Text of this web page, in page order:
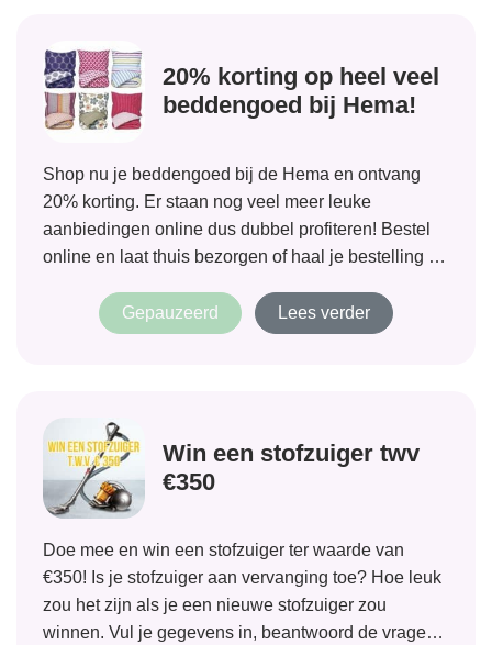
20% korting op heel veel
beddengoed bij Hema!
Shop nu je beddengoed bij de Hema en ontvang
20% korting. Er staan nog veel meer leuke
aanbiedingen online dus dubbel profiteren! Bestel
online en laat thuis bezorgen of haal je bestelling op
Gepauzeerd
Lees verder
Win een stofzuiger twv
€350
Doe mee en win een stofzuiger ter waarde van
€350! Is je stofzuiger aan vervanging toe? Hoe leuk
zou het zijn als je een nieuwe stofzuiger zou
winnen. Vul je gegevens in, beantwoord de vragen